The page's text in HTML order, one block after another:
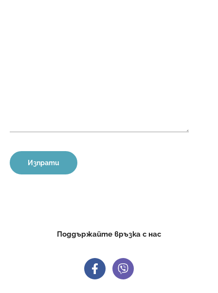
Поддържайте връзка с нас